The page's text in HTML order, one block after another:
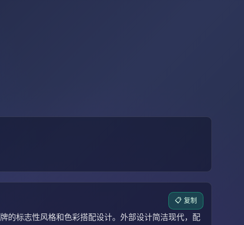
📋 复制
的标志性风格和色彩搭配设计。外部设计简洁现代，配